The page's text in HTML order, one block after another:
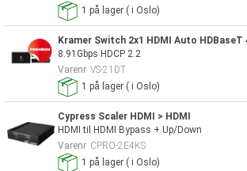
1 på lager ( i Oslo)
Kramer Switch 2x1 HDMI Auto HDBaseT
8.91Gbps HDCP 2.2
Varenr VS-21DT
1 på lager ( i Oslo)
Cypress Scaler HDMI > HDMI
HDMI til HDMI Bypass + Up/Down
Varenr CPRO-2E4KS
1 på lager ( i Oslo)